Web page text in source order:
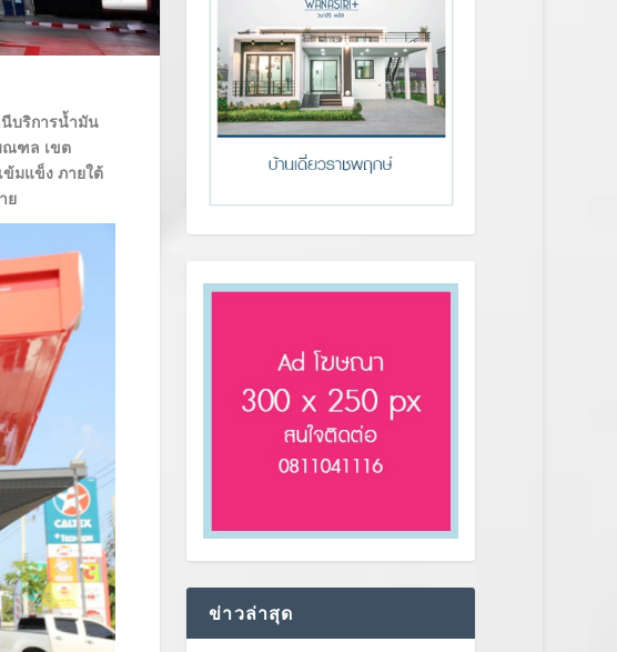
นีบริการน้ำมัน
ณฑล เขต
ข้มแข็ง ภายใต้
ย
ข่าวล่าสุด